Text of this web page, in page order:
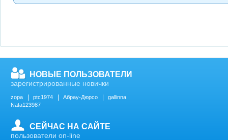
НОВЫЕ ПОЛЬЗОВАТЕЛИ
зарегистрированные новички
zopa ptc1974 Абрау-Дюрсо
gallinna
Nata123987
СЕЙЧАС НА САЙТЕ
пользователи on-line